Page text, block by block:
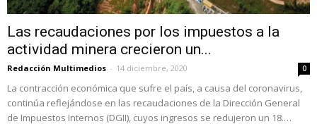
Las recaudaciones por los impuestos a la
actividad minera crecieron un...
Redacción Multimedios - 14 diciembre, 2020 0
La contracción económica que sufre el país, a causa del coronavirus,
continúa reflejándose en las recaudaciones de la Dirección General
de Impuestos Internos (DGII), cuyos ingresos se redujeron un 18.…